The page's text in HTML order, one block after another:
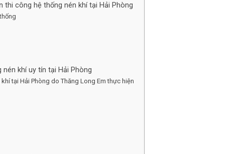
thi công hệ thống nén khí tại Hải Phòng
khí uy tín tại Hải Phòng
tại Hải Phòng do Thăng Long Em thực hiện